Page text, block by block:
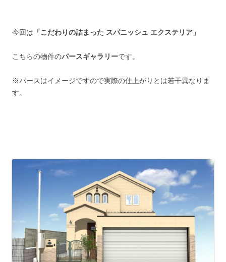
今回は 「こだわりの詰まった スパニッシュ エクステリア」
こちらの物件のパースギャラリーです。
※パースはイメージですので実際の仕上がりとは若干異なりま
す。